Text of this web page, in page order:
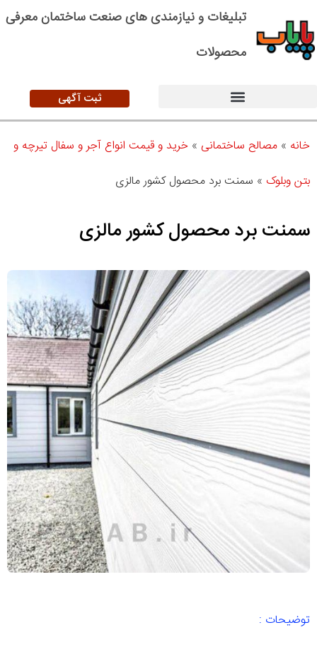
تبلیغات و نیازمندی های صنعت ساختمان معرفی
محصولات
ثبت آگهی
خانه » مصالح ساختمانی » خرید و قیمت انواع آجر و سفال تیرچه و
بتن وبلوک » سمنت برد محصول کشور مالزی
سمنت برد محصول کشور مالزی
توضیحات :